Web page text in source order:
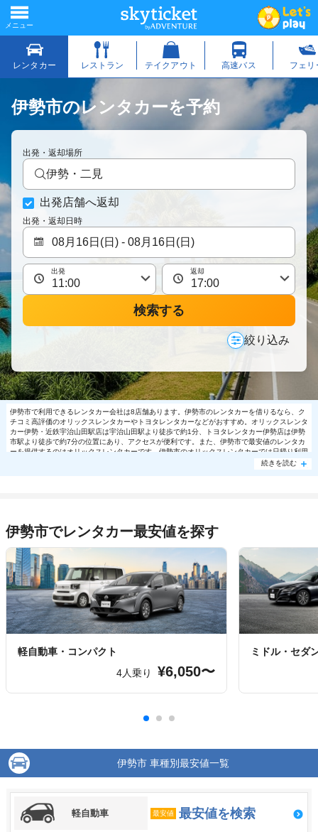
伊勢市のレンタカーを予約
出発・返却場所
伊勢・二見
出発店舗へ返却
出発・返却日時
出発 返却
検索する
絞り込み
伊勢市で利用できるレンタカー会社は8店舗あります。伊勢市のレンタカーを借りるなら、ク
チコミ高評価のオリックスレンタカーやトヨタレンタカーなどがおすすめ。オリックスレンタ
カー伊勢・近鉄宇治山田駅店は宇治山田駅より徒歩で約1分、トヨタレンタカー伊勢店は伊勢
市駅より徒歩で約7分の位置にあり、アクセスが便利です。また、伊勢市で最安値のレンタカ
ーを提供するのはオリックスレンタカーです。伊勢市のオリックスレンタカーでは日帰り利用
で軽自動車6050円～の格安で利用できます。伊勢市で大人気の格安レンタカーは売り切れる
続きを読む
伊勢市でレンタカー最安値を探す
軽自動車・コンパクト
4人乗り
¥6,050〜
ミドル・セダ
伊勢市 車種別最安値一覧
軽自動車 最安値 最安値を検索